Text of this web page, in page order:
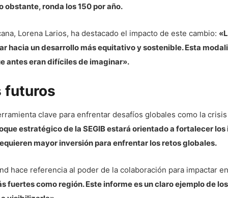
obstante, ronda los 150 por año.
Lorena Larios, ha destacado el impacto de este cambio:
hacia un desarrollo más equitativo y sostenible. Esta
antes eran difíciles de imaginar».
futuros
clave para enfrentar desafíos globales como la
estratégico de la SEGIB estará orientado a fortalecer
mayor inversión para enfrentar los retos globales.
hace referencia al poder de la colaboración para impactar
fuertes como región. Este informe es un claro ejemplo de